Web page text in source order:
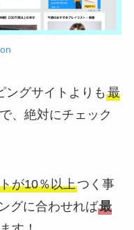
ングサイトよりも 最
、絶対にチェック
が10％以上つく事
グに合わせれば最